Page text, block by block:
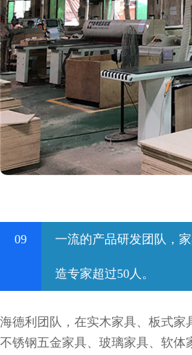
09 一流的产品研发团队，家
造专家超过50人。
海德利团队，在实木家具、板式家
不锈钢五金家具、玻璃家具、软体